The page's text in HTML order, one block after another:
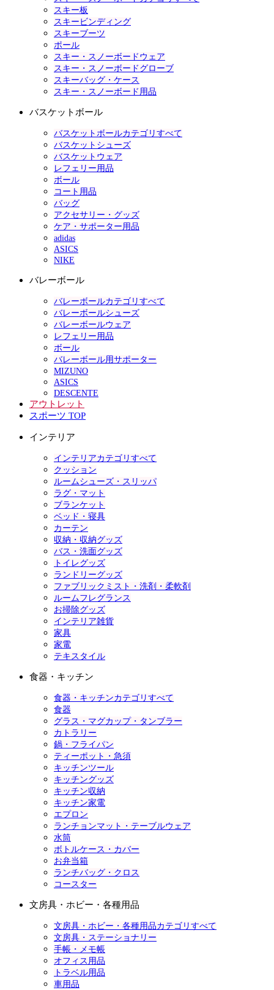
スキー板
スキービンディング
スキーブーツ
ポール
スキー・スノーボードウェア
スキー・スノーボードグローブ
スキーバッグ・ケース
スキー・スノーボード用品
バスケットボール
バスケットボールカテゴリすべて
バスケットシューズ
バスケットウェア
レフェリー用品
ボール
コート用品
バッグ
アクセサリー・グッズ
ケア・サポーター用品
adidas
ASICS
NIKE
バレーボール
バレーボールカテゴリすべて
バレーボールシューズ
バレーボールウェア
レフェリー用品
ボール
バレーボール用サポーター
MIZUNO
ASICS
DESCENTE
アウトレット
スポーツ TOP
インテリア
インテリアカテゴリすべて
クッション
ルームシューズ・スリッパ
ラグ・マット
ブランケット
ベッド・寝具
カーテン
収納・収納グッズ
バス・洗面グッズ
トイレグッズ
ランドリーグッズ
ファブリックミスト・洗剤・柔軟剤
ルームフレグランス
お掃除グッズ
インテリア雑貨
家具
家電
テキスタイル
食器・キッチン
食器・キッチンカテゴリすべて
食器
グラス・マグカップ・タンブラー
カトラリー
鍋・フライパン
ティーポット・急須
キッチンツール
キッチングッズ
キッチン収納
キッチン家電
エプロン
ランチョンマット・テーブルウェア
水筒
ボトルケース・カバー
お弁当箱
ランチバッグ・クロス
コースター
文房具・ホビー・各種用品
文房具・ホビー・各種用品カテゴリすべて
文房具・ステーショナリー
手帳・メモ帳
オフィス用品
トラベル用品
車用品